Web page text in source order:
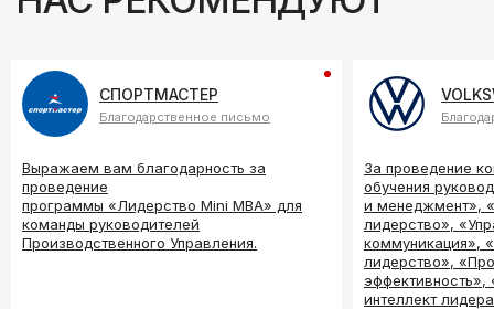
За проведение
обучения
и менеджмент»,
лидерство»,
коммуникация»,
лидерство»,
интеллект
Выражаем вам благодарность за
проведение
программы «Лидерство Mini МВА» для
команды руководителей
Производственного Управления.
Благодарственное письмо
СПОРТМАСТЕР
По общим вопросам:
+7 (925) 720-63-63
Написать в мессенджер:
WHATSAPP
TELEGRAM
OFFICE@FORMA-FUTURO.COM